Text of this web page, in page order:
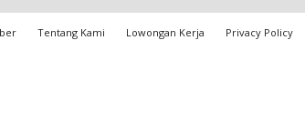
Tentang Kami Lowongan Kerja Privacy Policy